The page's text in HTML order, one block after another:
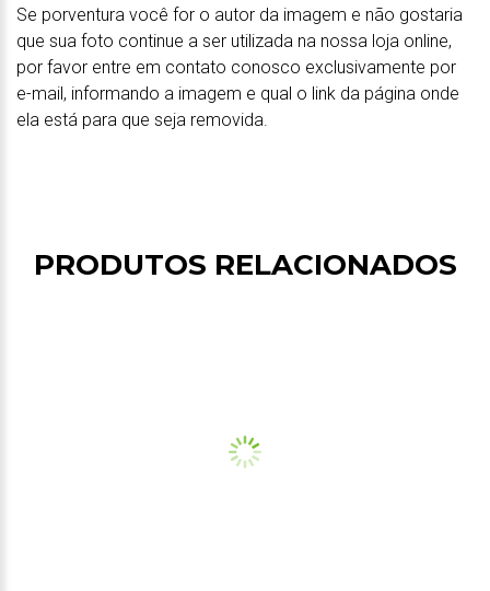
Se porventura você for o autor da imagem e não gostaria
que sua foto continue a ser utilizada na nossa loja online,
por favor entre em contato conosco exclusivamente por
e-mail, informando a imagem e qual o link da página onde
ela está para que seja removida.
PRODUTOS RELACIONADOS